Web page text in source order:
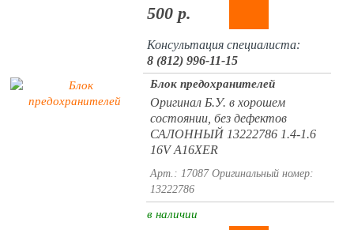
500 р.
Консультация специалиста:
8 (812) 996-11-15
Блок предохранителей
Оригинал Б.У. в хорошем
состоянии, без дефектов
САЛОННЫЙ 13222786 1.4-1.6
16V A16XER
Арт.: 17087 Оригинальный номер:
13222786
в наличии